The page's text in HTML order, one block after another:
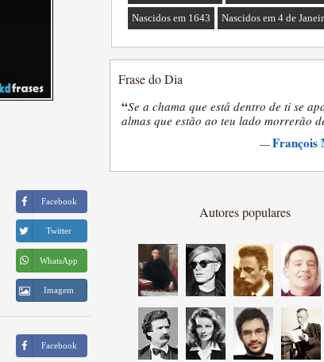
Facebook
Twitter
WhatsApp
Imagem
Facebook
Nascidos em 1643 Nascidos em 4 de
Frase do Dia
“Se a chama que está dentro de ti se
almas que estão ao teu lado morrerão
—François
Autores populares